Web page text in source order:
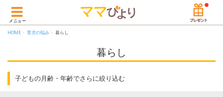
メニュー
HOME 育児の悩み 暮らし
暮らし
子どもの月齢・年齢でさらに絞り込む